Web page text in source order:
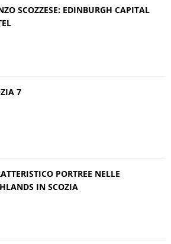
SCOZZESE: EDINBURGH CAPITAL
7
PORTREE NELLE
IN SCOZIA